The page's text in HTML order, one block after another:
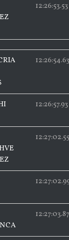
12:26:53.53
12:26:54.63
12:26:57.93
12:27:02.55
12:27:03.87